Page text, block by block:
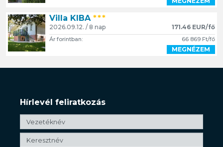
Villa KIBA ***
2026.09.12. / 8 nap 171.46 EUR/fő
Ár forintban: 66 869 Ft/fő
MEGNÉZEM
Hírlevél feliratkozás